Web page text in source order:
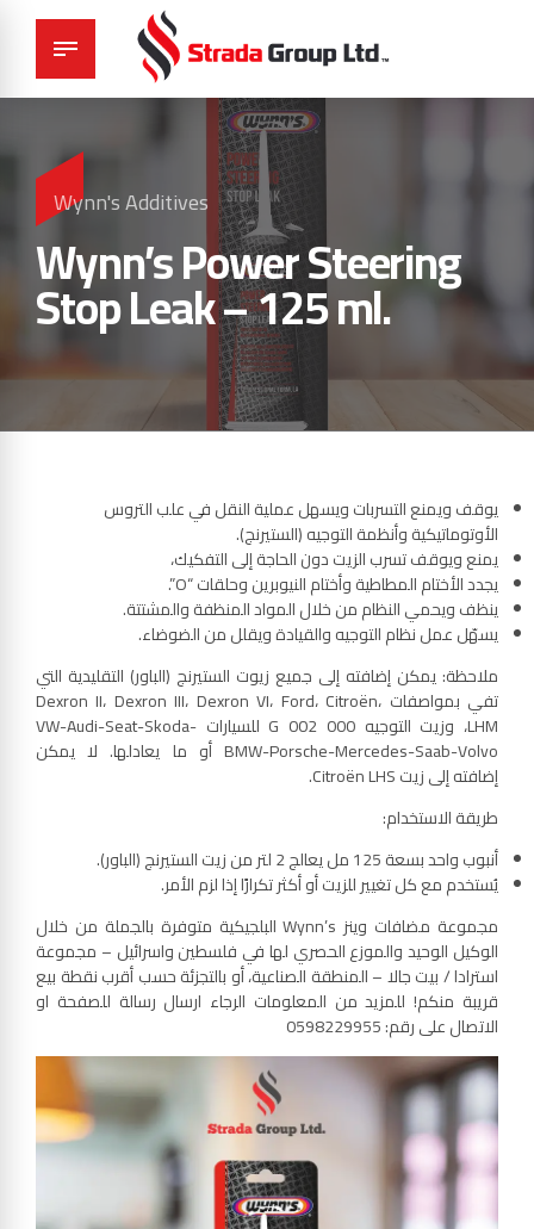
Wynn's Additives
Wynn’s Power Steering
Stop Leak – 125 ml.
يوقف ويمنع التسربات ويسهل عملية النقل في علب التروس
الأوتوماتيكية وأنظمة التوجيه (الستيرنج).
يمنع ويوقف تسرب الزيت دون الحاجة إلى التفكيك،
يجدد الأختام المطاطية وأختام النيوبرين وحلقات “O”.
ينظف ويحمي النظام من خلال المواد المنظفة والمشتتة.
يسهّل عمل نظام التوجيه والقيادة ويقلل من الضوضاء.
ملاحظة: يمكن إضافته إلى جميع زيوت الستيرنج (الباور) التقليدية التي
تفي بمواصفات Dexron II، Dexron III، Dexron VI، Ford، Citroën،
LHM، وزيت التوجيه G 002 000 للسيارات VW-Audi-Seat-Skoda-
BMW-Porsche-Mercedes-Saab-Volvo أو ما يعادلها. لا يمكن
إضافته إلى زيت Citroën LHS.
طريقة الاستخدام:
أنبوب واحد بسعة 125 مل يعالج 2 لتر من زيت الستيرنج (الباور).
يُستخدم مع كل تغيير للزيت أو أكثر تكرارًا إذا لزم الأمر.
مجموعة مضافات وينز Wynn’s البلجيكية متوفرة بالجملة من خلال
الوكيل الوحيد والموزع الحصري لها في فلسطين واسرائيل – مجموعة
استرادا / بيت جالا – المنطقة الصناعية، أو بالتجزئة حسب أقرب نقطة بيع
قريبة منكم! للمزيد من المعلومات الرجاء ارسال رسالة للصفحة او
الاتصال على رقم: 0598229955